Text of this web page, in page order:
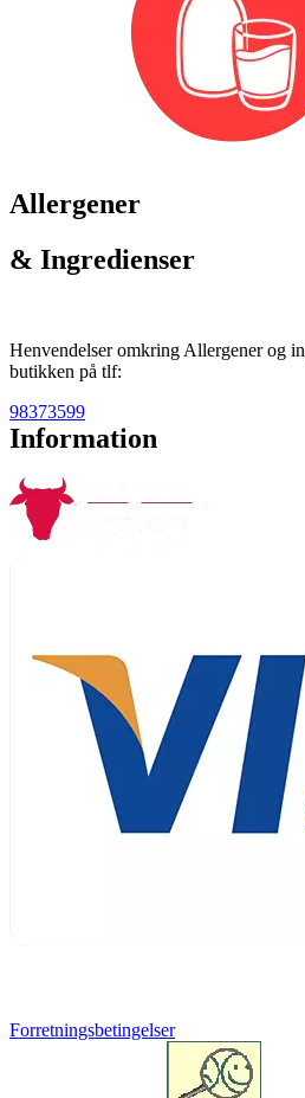
Allergener
& Ingredienser
Henvendelser omkring Allergener og
butikken på tlf:
98373599
Information
Forretningsbetingelser